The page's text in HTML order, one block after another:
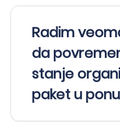
Radim
da
stanje
paket u